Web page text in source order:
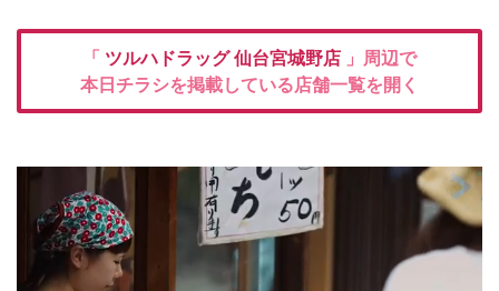
「 ツルハドラッグ仙台宮城野店 」周辺で
本日チラシを掲載している店舗一覧を開く